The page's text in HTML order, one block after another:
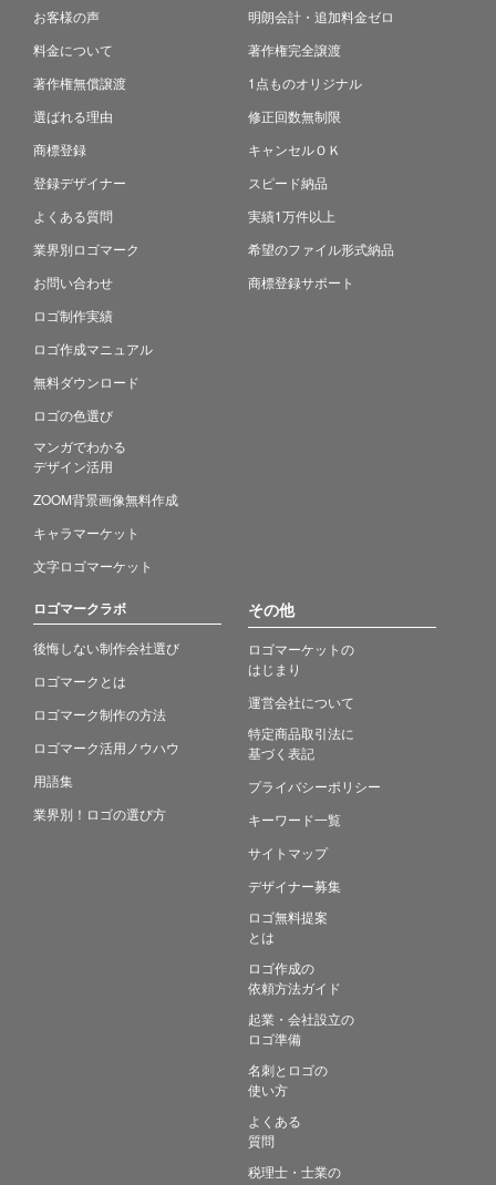
お客様の声
料金について
著作権無償譲渡
選ばれる理由
商標登録
登録デザイナー
よくある質問
業界別ロゴマーク
お問い合わせ
ロゴ制作実績
ロゴ作成マニュアル
無料ダウンロード
ロゴの色選び
マンガでわかる
デザイン活用
ZOOM背景画像無料作成
キャラマーケット
文字ロゴマーケット
明朗会計・追加料金ゼロ
著作権完全譲渡
1点ものオリジナル
修正回数無制限
キャンセルＯＫ
スピード納品
実績1万件以上
希望のファイル形式納品
商標登録サポート
ロゴマークラボ
後悔しない制作会社選び
ロゴマークとは
ロゴマーク制作の方法
ロゴマーク活用ノウハウ
用語集
業界別！ロゴの選び方
その他
ロゴマーケットの
はじまり
運営会社について
特定商品取引法に
基づく表記
プライバシーポリシー
キーワード一覧
サイトマップ
デザイナー募集
ロゴ無料提案
とは
ロゴ作成の
依頼方法ガイド
起業・会社設立の
ロゴ準備
名刺とロゴの
使い方
よくある
質問
税理士・士業の